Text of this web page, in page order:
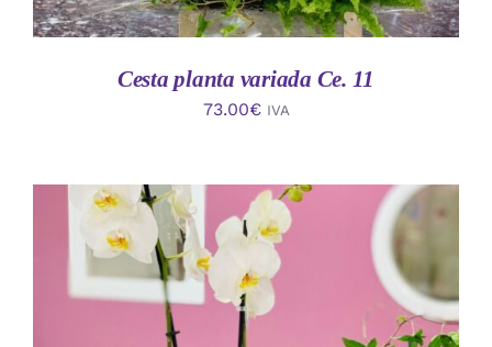
Cesta planta variada Ce. 11
73.00€ IVA